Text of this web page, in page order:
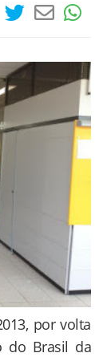
por volta
do Brasil da